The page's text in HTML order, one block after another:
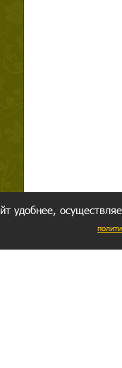
удобнее,